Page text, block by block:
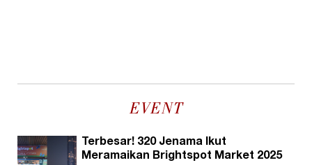
EVENT
Terbesar! 320 Jenama Ikut
Meramaikan Brightspot Market 2025